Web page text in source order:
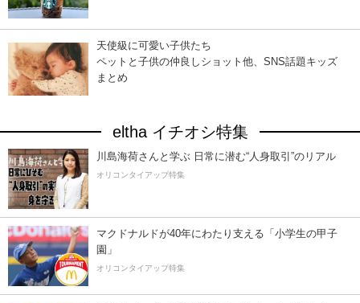
天使級に可愛い子供たち
ペットと子供の仲良しショット他、SNS話題キッズ
まとめ
eltha イチオシ特集
川島海荷さんと学ぶ 日常に潜む“人身取引”のリアル
オリコンタイアップ特集
マクドナルドが40年にわたり支える「小学生の甲子
園」
オリコンタイアップ特集